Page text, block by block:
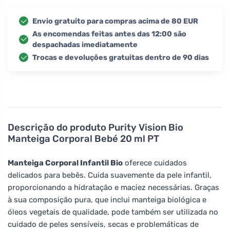
Descrição do produto Purity Vision Bio
Manteiga Corporal Bebé 20 ml PT
Manteiga Corporal Infantil Bio oferece cuidados
delicados para bebês. Cuida suavemente da pele infantil,
proporcionando a hidratação e maciez necessárias. Graças
à sua composição pura, que inclui manteiga biológica e
óleos vegetais de qualidade, pode também ser utilizada no
cuidado de peles sensíveis, secas e problemáticas de
Envio gratuito para compras acima de 80 EUR
As encomendas feitas antes das 12:00 são
despachadas imediatamente
Trocas e devoluções gratuitas dentro de 90 dias